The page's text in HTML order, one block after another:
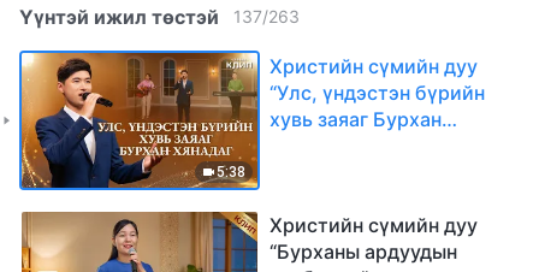
Үүнтэй ижил төстэй 137/263
5:38
Христийн сүмийн дуу
“Улс, үндэстэн бүрийн
хувь заяаг Бурхан
Христийн сүмийн дуу
“Бурханы ардуудын